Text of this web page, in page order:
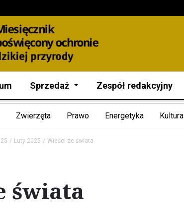
Sprzedaż Zespół redakcyjny
Zwierzęta Prawo Energetyka Kultura
Luty 2025 Wieści ze świata
świata